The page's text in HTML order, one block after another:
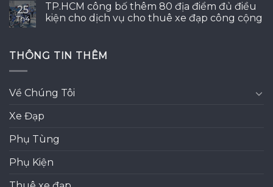
25
Th4
TP.HCM công bố thêm 80 địa điểm đủ điều
kiện cho dịch vụ cho thuê xe đạp công cộng
THÔNG TIN THÊM
Về Chúng Tôi
Xe Đạp
Phụ Tùng
Phụ Kiện